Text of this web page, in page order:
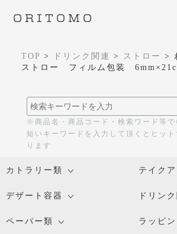
ORITOMO
TOP > ドリンク関連 > ストロー >
ストロー フィルム包装
※商品名・商品コード・検索ワード等で
短いキーワードを入力して頂くとヒッ
ります
カトラリー類 テイク
デザート容器 ドリン
ペーパー類 ラッピ